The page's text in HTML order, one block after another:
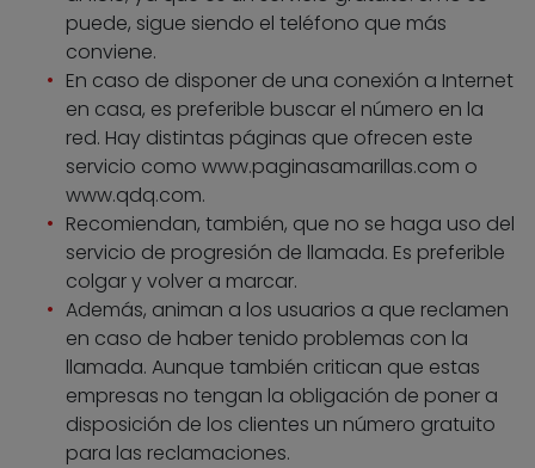
puede, sigue siendo el teléfono que más
conviene.
En caso de disponer de una conexión a Internet
en casa, es preferible buscar el número en la
red. Hay distintas páginas que ofrecen este
servicio como www.paginasamarillas.com o
www.qdq.com.
Recomiendan, también, que no se haga uso del
servicio de progresión de llamada. Es preferible
colgar y volver a marcar.
Además, animan a los usuarios a que reclamen
en caso de haber tenido problemas con la
llamada. Aunque también critican que estas
empresas no tengan la obligación de poner a
disposición de los clientes un número gratuito
para las reclamaciones.